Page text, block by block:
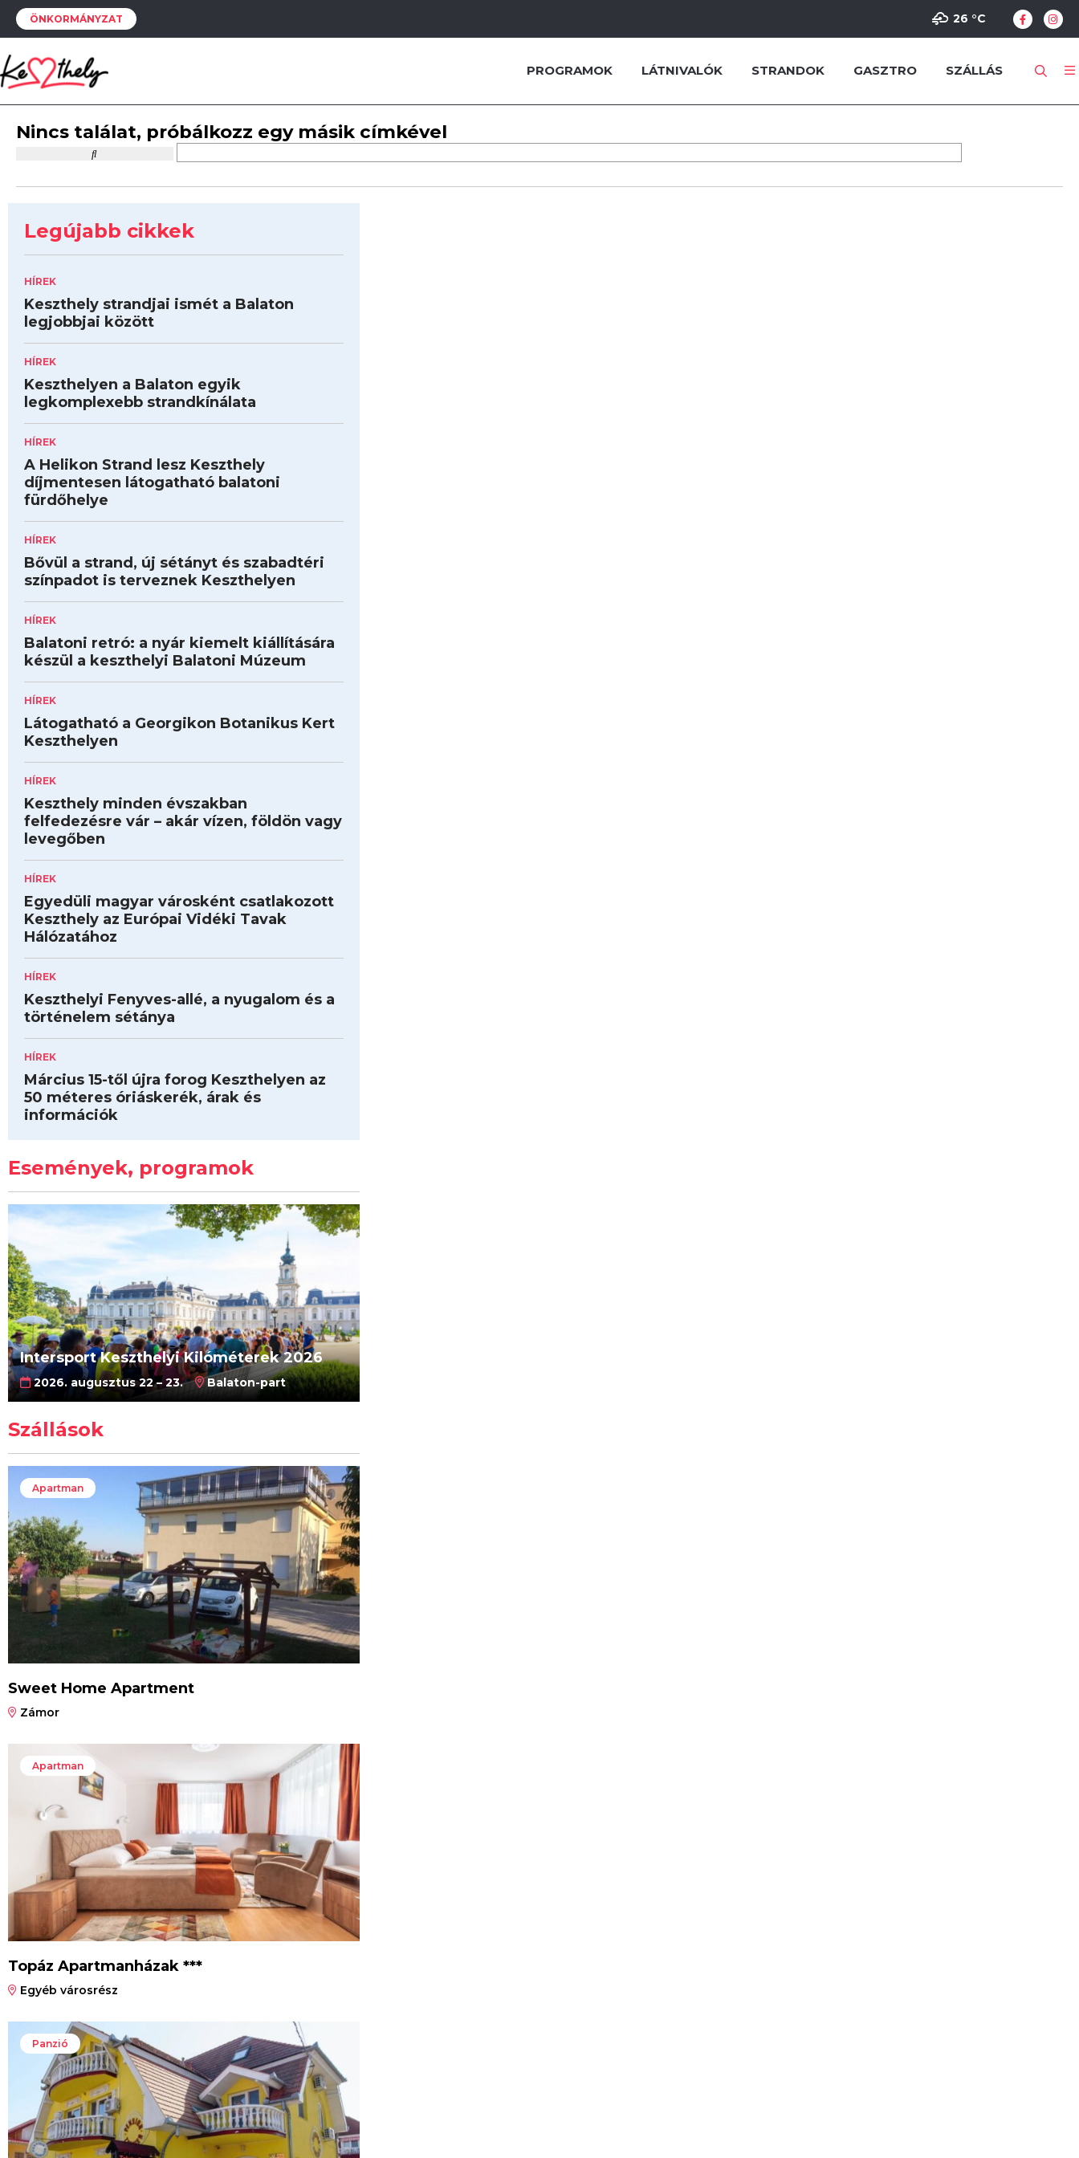
ÖNKORMÁNYZAT 26 °C
PROGRAMOK LÁTNIVALÓK STRANDOK GASZTRO SZÁLLÁS
Nincs találat, próbálkozz egy másik címkével
Legújabb cikkek
HÍREK
Keszthely strandjai ismét a Balaton
legjobbjai között
HÍREK
Keszthelyen a Balaton egyik
legkomplexebb strandkínálata
HÍREK
A Helikon Strand lesz Keszthely
díjmentesen látogatható balatoni
fürdőhelye
HÍREK
Bővül a strand, új sétányt és szabadtéri
színpadot is terveznek Keszthelyen
HÍREK
Balatoni retró: a nyár kiemelt kiállítására
készül a keszthelyi Balatoni Múzeum
HÍREK
Látogatható a Georgikon Botanikus Kert
Keszthelyen
HÍREK
Keszthely minden évszakban
felfedezésre vár – akár vízen, földön vagy
levegőben
HÍREK
Egyedüli magyar városként csatlakozott
Keszthely az Európai Vidéki Tavak
Hálózatához
HÍREK
Keszthelyi Fenyves-allé, a nyugalom és a
történelem sétánya
HÍREK
Március 15-től újra forog Keszthelyen az
50 méteres óriáskerék, árak és
információk
Események, programok
Intersport Keszthelyi Kilóméterek 2026
2026. augusztus 22 – 23. Balaton-part
Szállások
Apartman
Sweet Home Apartment
Zámor
Apartman
Topáz Apartmanházak ***
Egyéb városrész
Panzió